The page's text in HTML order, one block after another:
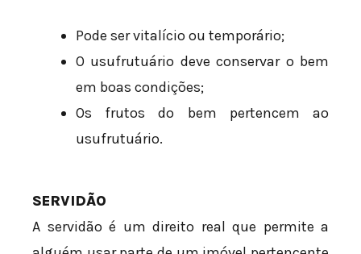
Pode ser vitalício ou temporário;
O usufrutuário deve conservar o bem
em boas condições;
Os frutos do bem pertencem ao
usufrutuário.
SERVIDÃO
A servidão é um direito real que permite a